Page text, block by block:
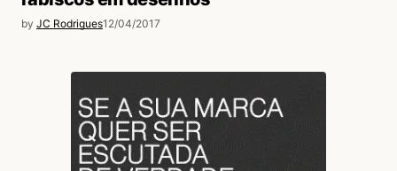
by JC Rodrigues12/04/2017